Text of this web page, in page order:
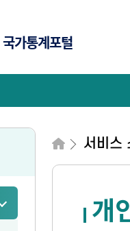
국가통계포털
서비스
개